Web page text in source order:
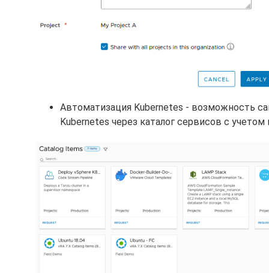
Автоматизация Kubernetes - возможность
Kubernetes через каталог сервисов с учетом